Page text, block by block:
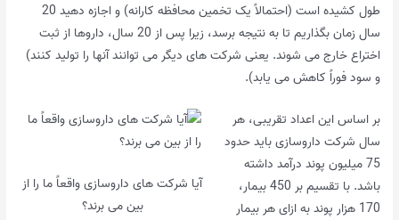
طول کشیده است (احتمالاً یک تخمین محافظه کارانه) و اجازه دهید 20
سال زمان بگذاریم تا به نتیجه برسد، زیرا پس از 20 سال، داروها از ثبت
اختراع خارج می شوند. یعنی شرکت های دیگر می توانند آنها را تولید کنند)
و سود فوراً کاهش می یابد).
آیا شرکت های داروسازی واقعاً ما را از
بین می برند؟
بر اساس این اعداد تقریبی، هر
سال شرکت داروسازی باید حدود
75 میلیون پوند درآمد داشته
باشد. با تقسیم بر 450 بیمار،
170 هزار پوند به ازای هر بیمار